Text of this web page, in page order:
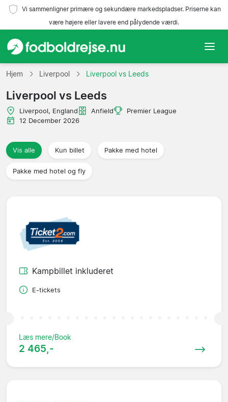
Vi sammenligner primære og sekundære markedspladser. Priserne kan
være højere eller lavere end pålydende værdi.
Hjem
Hold
Ligaer
Rejsebureauer
Hjem Liverpool Liverpool vs Leeds
Liverpool vs Leeds
Liverpool, England Anfield
Premier League
12 December 2026
Vis alle Kun billet Pakke med hotel
Pakke med hotel og fly
Kampbillet inkluderet
E-tickets
Læs mere/Book
2 465,-